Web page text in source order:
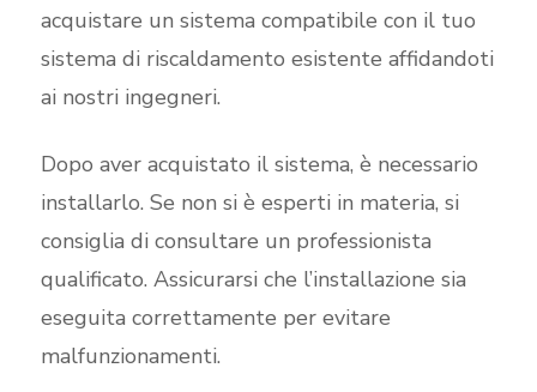
acquistare un sistema compatibile con il tuo
sistema di riscaldamento esistente affidandoti
ai nostri ingegneri.
Dopo aver acquistato il sistema, è necessario
installarlo. Se non si è esperti in materia, si
consiglia di consultare un professionista
qualificato. Assicurarsi che l’installazione sia
eseguita correttamente per evitare
malfunzionamenti.